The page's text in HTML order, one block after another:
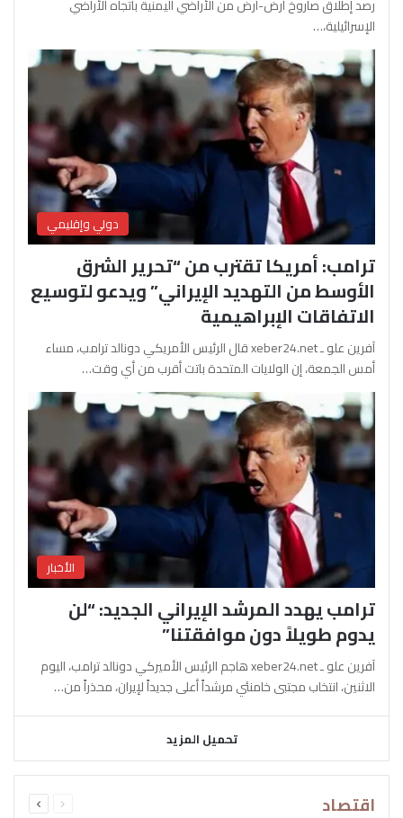
رصد إطلاق صاروخ أرض-أرض من الأراضي اليمنية باتجاه الأراضي
الإسرائيلية،…
دولي وإقليمي
ترامب: أمريكا تقترب من “تحرير الشرق
الأوسط من التهديد الإيراني” ويدعو لتوسيع
الاتفاقات الإبراهيمية
آفرين علو ـ xeber24.net قال الرئيس الأمريكي دونالد ترامب، مساء
أمس الجمعة، إن الولايات المتحدة باتت أقرب من أي وقت…
الأخبار
ترامب يهدد المرشد الإيراني الجديد: “لن
يدوم طويلاً دون موافقتنا”
آفرين علو ـ xeber24.net هاجم الرئيس الأميركي دونالد ترامب، اليوم
الاثنين، انتخاب مجتبى خامنئي مرشداً أعلى جديداً لإيران، محذراً من…
تحميل المزيد
اقتصاد الصفحةالصفحة